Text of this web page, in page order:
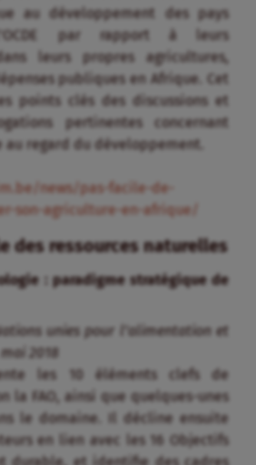
au développement des pays
par rapport à leurs
leurs propres agricultures,
publiques en Afrique. Cet
points clés des discussions et
pertinentes concernant
au regard du développement.
news/pas-facile-de-
son-agriculture-en-afrique/
des ressources naturelles
: paradigme stratégique de
unies pour l’alimentation et
2018
les 10 éléments clefs de
la FAO, ainsi que quelques-unes
le domaine. Il décline ensuite
en lien avec les 16 Objectifs